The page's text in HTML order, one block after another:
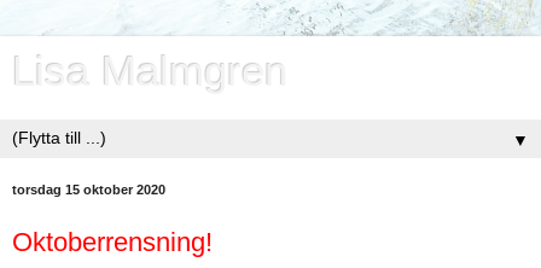
Lisa Malmgren
▼
torsdag 15 oktober 2020
Oktoberrensning!